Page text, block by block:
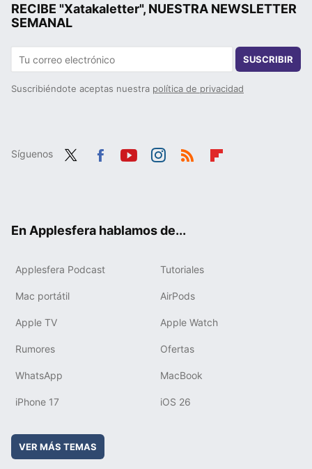
RECIBE "Xatakaletter", NUESTRA NEWSLETTER
SEMANAL
SUSCRIBIR
Suscribiéndote aceptas nuestra política de privacidad
Síguenos
En Applesfera hablamos de...
Applesfera Podcast Tutoriales
Mac portátil AirPods
Apple TV Apple Watch
Rumores Ofertas
WhatsApp MacBook
iPhone 17 iOS 26
VER MÁS TEMAS